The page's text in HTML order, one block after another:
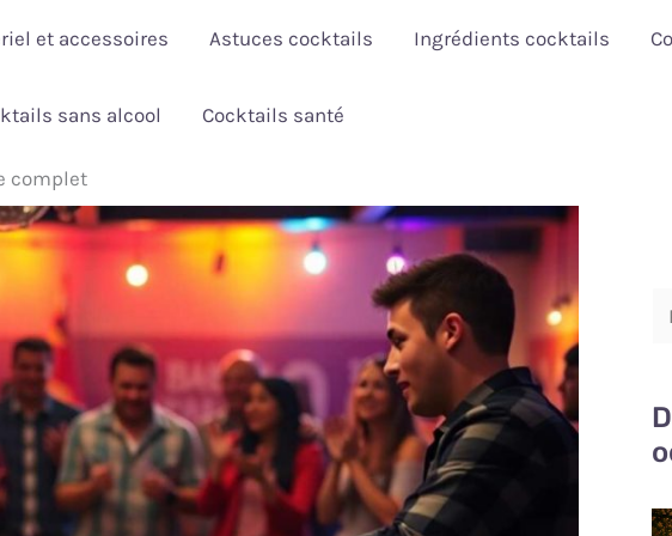
et accessoires Astuces cocktails Ingrédients cocktails
sans alcool Cocktails santé
complet